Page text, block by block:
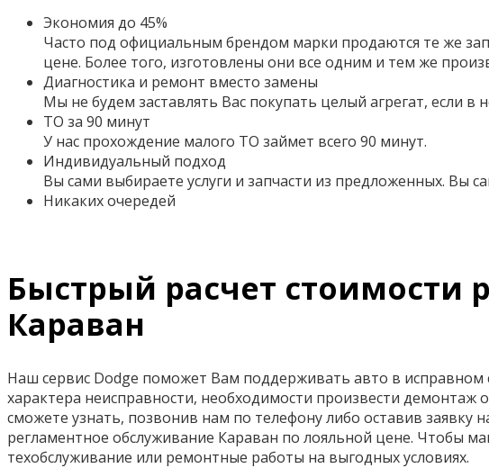
Экономия до 45%
Часто под официальным брендом марки продаются те же
цене. Более того, изготовлены они все одним и тем же
Диагностика и ремонт вместо замены
Мы не будем заставлять Вас покупать целый агрегат, если
ТО за 90 минут
У нас прохождение малого ТО займет всего 90 минут.
Индивидуальный подход
Вы сами выбираете услуги и запчасти из предложенных. Вы
Никаких очередей
Быстрый расчет стоимости
Караван
Наш сервис Dodge поможет Вам поддерживать авто в исправном
характера неисправности, необходимости произвести
сможете узнать, позвонив нам по телефону либо оставив заявку
регламентное обслуживание Караван по лояльной цене. Чтобы
техобслуживание или ремонтные работы на выгодных условиях.